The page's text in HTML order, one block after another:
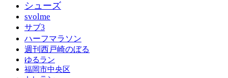
シューズ
svolme
サブ3
ハーフマラソン
週刊西戸崎のぼる
ゆるラン
福岡市中央区